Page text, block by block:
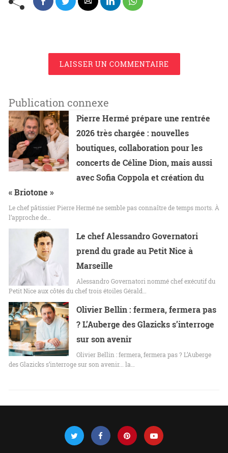
LAISSER UN COMMENTAIRE
Publication connexe
Pierre Hermé prépare une rentrée
2026 très chargée : nouvelles
boutiques, collaboration pour les
concerts de Céline Dion, mais aussi
avec Sofia Coppola et création du
« Briotone »
Le chef pâtissier Pierre Hermé ne semble pas connaître de temps morts. À
l’approche de…
Le chef Alessandro Governatori
prend du grade au Petit Nice à
Marseille
Alessandro Governatori nommé chef exécutif du
Petit Nice aux côtés du chef trois étoiles Gérald…
Olivier Bellin : fermera, fermera pas
? L’Auberge des Glazicks s’interroge
sur son avenir
Olivier Bellin : fermera, fermera pas ? L’Auberge
des Glazicks s’interroge sur son avenir... la…